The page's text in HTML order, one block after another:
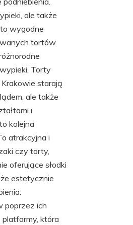
ale także
wygodne
tortów
Torty
starają
ale także
i
kolejna
atrakcyjna i
czy torty,
oferujące słodki
estetycznie
poprzez ich
która